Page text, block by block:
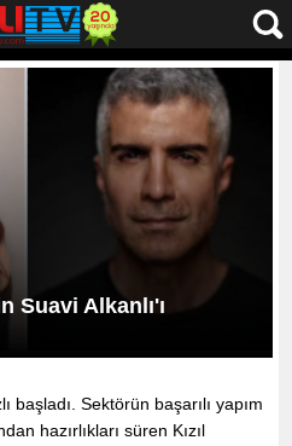
Suavi Alkanlı'ı
başladı. Sektörün başarılı yapım
hazırlıkları süren Kızıl